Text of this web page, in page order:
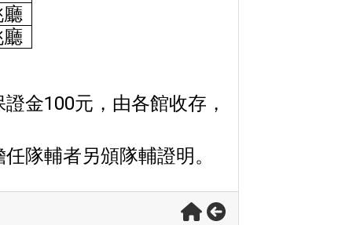
金100元，由各館收存，
隊輔者另頒隊輔證明。